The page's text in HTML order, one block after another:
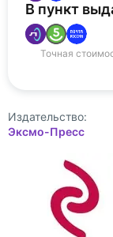
В пункт
Точная
Издательство:
Эксмо-Пресс